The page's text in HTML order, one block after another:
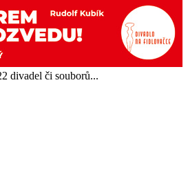
divadel či souborů...